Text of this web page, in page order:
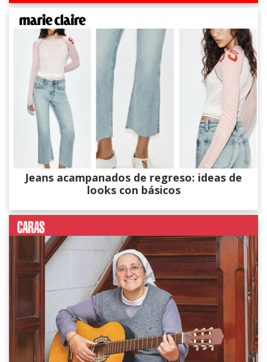
Jeans acampanados de regreso: ideas de
looks con básicos